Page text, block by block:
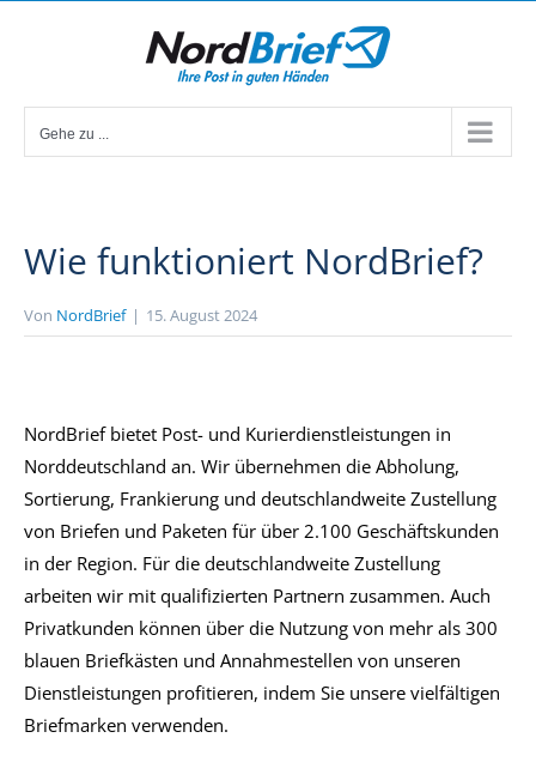
Gehe zu ...
Wie funktioniert NordBrief?
Von NordBrief | 15. August 2024
NordBrief bietet Post- und Kurierdienstleistungen in
Norddeutschland an. Wir übernehmen die Abholung,
Sortierung, Frankierung und deutschlandweite Zustellung
von Briefen und Paketen für über 2.100 Geschäftskunden
in der Region. Für die deutschlandweite Zustellung
arbeiten wir mit qualifizierten Partnern zusammen. Auch
Privatkunden können über die Nutzung von mehr als 300
blauen Briefkästen und Annahmestellen von unseren
Dienstleistungen profitieren, indem Sie unsere vielfältigen
Briefmarken verwenden.